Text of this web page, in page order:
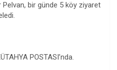
Pelvan, bir günde 5 köy ziyaret
POSTASI’nda.